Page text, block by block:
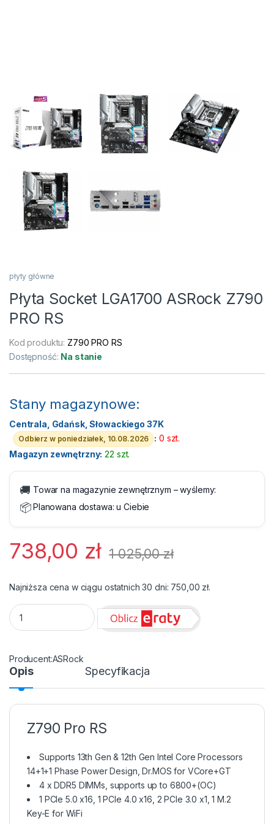
płyty główne
Płyta Socket LGA1700 ASRock Z790
PRO RS
Kod produktu: Z790 PRO RS
Dostępność: Na stanie
Stany magazynowe:
Centrala, Gdańsk, Słowackiego 37K
Odbierz w poniedziałek, 10.08.2026 : 0 szt.
Magazyn zewnętrzny: 22 szt.
🚚 Towar na magazynie zewnętrznym – wyślemy:
📦Planowana dostawa:u Ciebie
738,00 zł 1 025,00zł
Najniższa cena w ciągu ostatnich 30 dni: 750,00 zł.
Płyta Socket LGA1700 ASRock Z790 PRO RS quantity
ASRock
Opis Specyfikacja
Z790 Pro RS
Supports 13th Gen & 12th Gen Intel Core Processors
14+1+1 Phase Power Design, Dr.MOS for VCore+GT
4 x DDR5 DIMMs, supports up to 6800+(OC)
1 PCIe 5.0 x16, 1 PCIe 4.0 x16, 2 PCIe 3.0 x1, 1 M.2
Key-E for WiFi